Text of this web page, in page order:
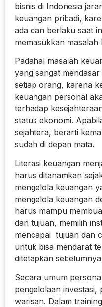
bisnis di Indonesia
keuangan pribadi,
ada dan berlaku saat
memasukkan masalah
Padahal masalah
yang sangat
setiap orang, karena
keuangan personal
terhadap
status ekonomi.
sejahtera, berarti
sudah di depan mata.
Literasi keuangan
harus ditanamkan
mengelola keuangan
mengelola keuangan
harus mampu
dan tujuan, memilih
mencapai tujuan dan
untuk bisa mendarat
ditetapkan sebelumnya.
Secara umum
pengelolaan investasi,
warisan. Dalam